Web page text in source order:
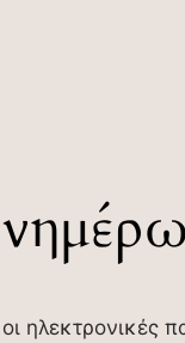
ηλεκτρονικές